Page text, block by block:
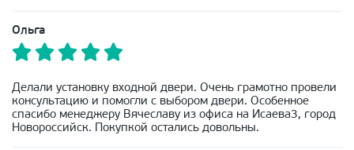
Ольга
Делали установку входной двери. Очень грамотно провели
консультацию и помогли с выбором двери. Особенное
спасибо менеджеру Вячеславу из офиса на Исаева3, город
Новороссийск. Покупкой остались довольны.